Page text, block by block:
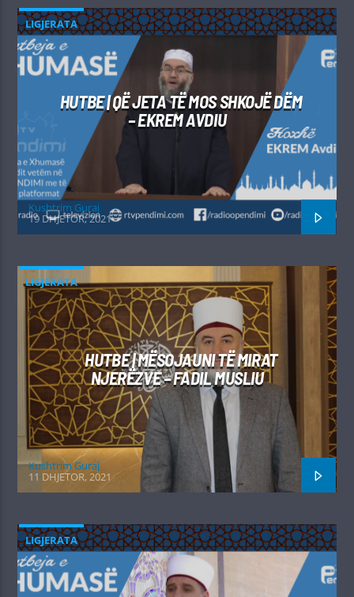
LIGJERATA
HUTBE | QË JETA TË MOS SHKOJË DËM
– EKREM AVDIU
Kushtrim Guraj
19 DHJETOR, 2021
LIGJERATA
HUTBE | MËSOJAUNI TË MIRAT
NJERËZVE – FADIL MUSLIU
Kushtrim Guraj
11 DHJETOR, 2021
LIGJERATA